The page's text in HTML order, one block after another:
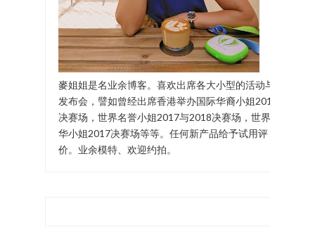
麥姐姐是名业余博客。喜欢出席各大小型的活动与
发布会，譬如曾经出席香港举办国际华裔小姐2017
决赛场，世界名誉小姐2017与2018决赛场，世界中
华小姐2017决赛场等等。任何新产品给予试用评
价。业余模特、欢迎约拍。